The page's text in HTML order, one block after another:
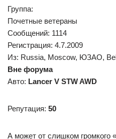
Группа:
Почетные ветераны
Сообщений: 1114
Регистрация: 4.7.2009
Из: Russia, Moscow, ЮЗАО,
Вне форума
Авто: Lancer V STW AWD
Репутация: 50
А может от слишком громкого